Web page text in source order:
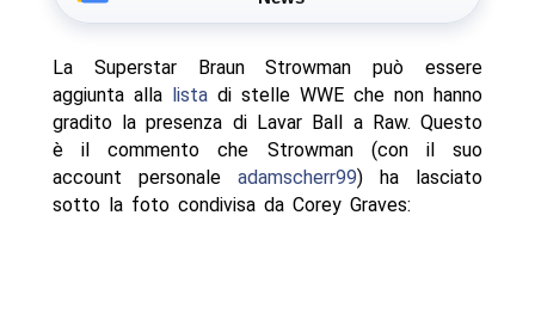
La Superstar Braun Strowman può essere
aggiunta alla listadi stelle WWE che non hanno
gradito la presenza di Lavar Ball a Raw. Questo
è il commento che Strowman (con il suo
account personale adamscherr99) ha lasciato
sotto la foto condivisa da Corey Graves: